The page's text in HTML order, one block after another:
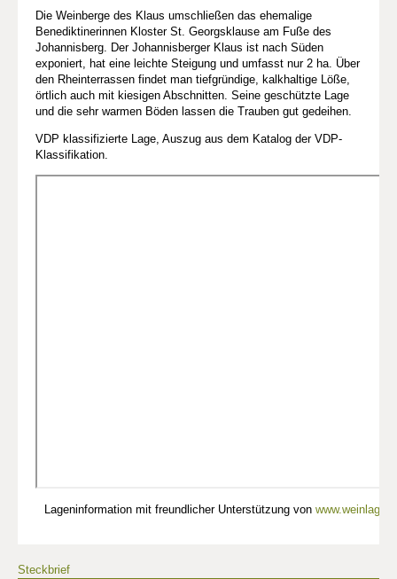
Die Weinberge des Klaus umschließen das ehemalige
Benediktinerinnen Kloster St. Georgsklause am Fuße des
Johannisberg. Der Johannisberger Klaus ist nach Süden
exponiert, hat eine leichte Steigung und umfasst nur 2 ha. Über
den Rheinterrassen findet man tiefgründige, kalkhaltige Löße,
örtlich auch mit kiesigen Abschnitten. Seine geschützte Lage
und die sehr warmen Böden lassen die Trauben gut gedeihen.
VDP klassifizierte Lage, Auszug aus dem Katalog der VDP-
Klassifikation.
Lageninformation mit freundlicher Unterstützung von
Steckbrief